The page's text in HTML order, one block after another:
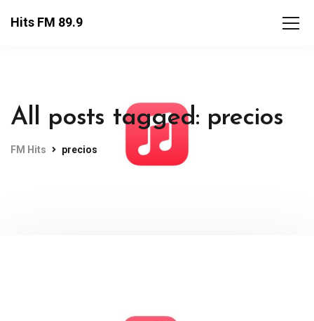
Hits FM 89.9
All posts tagged: precios
FM Hits precios